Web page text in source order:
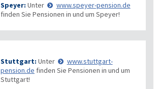
Speyer: Unter
www.speyer-pension.de
finden Sie Pensionen in und um Speyer!
Stuttgart: Unter
www.stuttgart-
pension.de finden Sie Pensionen in und um
Stuttgart!